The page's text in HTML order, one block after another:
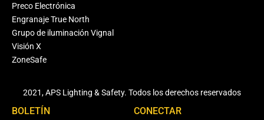
Preco Electrónica
Engranaje True North
Grupo de iluminación Vignal
Visión X
ZoneSafe
2021, APS Lighting & Safety. Todos los derechos reservados
BOLETÍN CONECTAR